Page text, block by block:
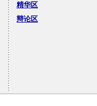
精华区
辩论区